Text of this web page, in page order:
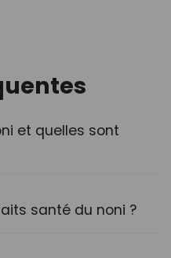
et quelles sont
santé du noni ?